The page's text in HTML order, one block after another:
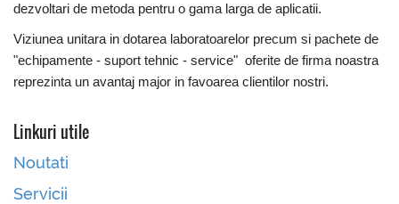
dezvoltari de metoda pentru o gama larga de aplicatii.
Viziunea unitara in dotarea laboratoarelor precum si pachete de
"echipamente - suport tehnic - service" oferite de firma noastra
reprezinta un avantaj major in favoarea clientilor nostri.
Linkuri utile
Noutati
Servicii